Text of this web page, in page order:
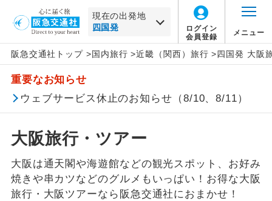
現在の出発地
ログイン
会員登録
メニュー
阪急交通社トップ >国内旅行 >近畿（関西）旅行 >四国発 大阪
重要なお知らせ
ウェブサービス休止のお知らせ（8/10、8/11）
大阪旅行・ツアー
大阪は通天閣や海遊館などの観光スポット、お好み
焼きや串カツなどのグルメもいっぱい！お得な大阪
旅行・大阪ツアーなら阪急交通社におまかせ！
北海道
東北
東海
近畿
近畿すべて
旅行タイプ
家族旅行
ハネムーン
この月をすべて選択
年月
この月をすべて選択
一覧から選択 地図から選択
ホテルランクで絞り込む
すべて Sランク Aランク Bランク Cランク
絞り込む
トラピックス
クリスタルハート
催行確定
1名催行